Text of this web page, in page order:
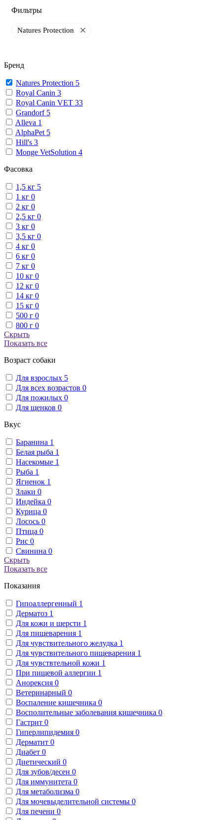
Фильтры
Natures Protection
Бренд
Natures Protection 5
Royal Canin 3
Royal Canin VET 33
Grandorf 5
Alleva 1
AlphaPet 5
Hill's 3
Monge VetSolution 4
Фасовка
1,5 кг 5
1 кг 0
2 кг 0
2,5 кг 0
3 кг 0
3,5 кг 0
4 кг 0
6 кг 0
7 кг 0
10 кг 0
12 кг 0
14 кг 0
15 кг 0
500 г 0
800 г 0
Скрыть
Показать все
Возраст собаки
Для взрослых 5
Для всех возрастов 0
Для пожилых 0
Для щенков 0
Вкус
Баранина 1
Белая рыба 1
Насекомые 1
Рыба 1
Ягненок 1
Злаки 0
Индейка 0
Курица 0
Лосось 0
Птица 0
Рис 0
Свинина 0
Скрыть
Показать все
Показания
Гипоаллергенный 1
Дерматоз 1
Для кожи и шерсти 1
Для пищеварения 1
Для чувствительного желудка 1
Для чувствительного пищеварения 1
Для чувствтельной кожи 1
При пищевой аллергии 1
Анорексия 0
Ветеринарный 0
Воспаление кишечника 0
Восполительные заболевания кишечника 0
Гастрит 0
Гиперлипидемия 0
Дерматит 0
Диабет 0
Диетический 0
Для зубов/десен 0
Для иммунитета 0
Для метаболизма 0
Для мочевыделительной системы 0
Для печени 0